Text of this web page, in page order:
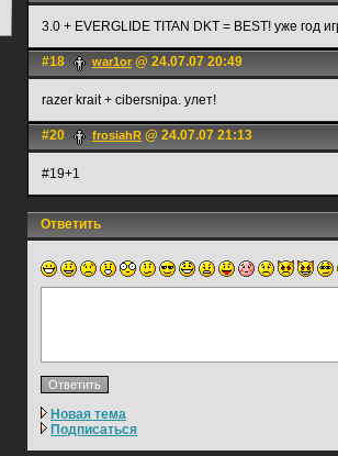
3.0 + EVERGLIDE TITAN DKT = BEST! уже год
#18 war1or @ 24.07.07 20:49
razer krait + cibersnipa. улет!
#20 frosiahR @ 24.07.07 21:13
#19+1
Ответить
Новая тема
Подписаться